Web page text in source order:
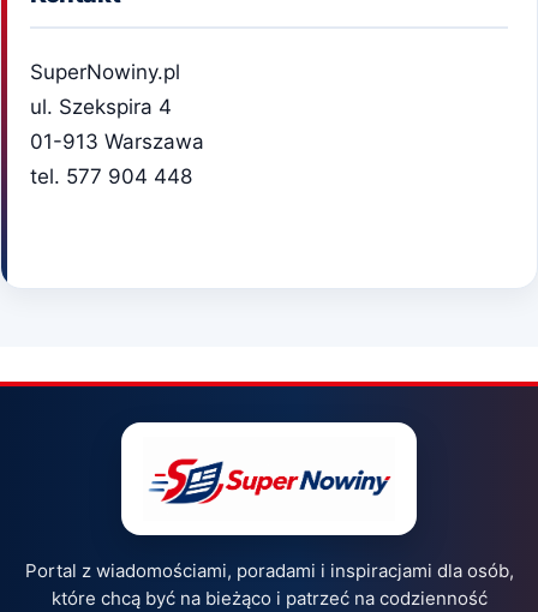
SuperNowiny.pl
ul. Szekspira 4
01-913 Warszawa
tel. 577 904 448
Portal z wiadomościami, poradami i inspiracjami dla osób,
które chcą być na bieżąco i patrzeć na codzienność